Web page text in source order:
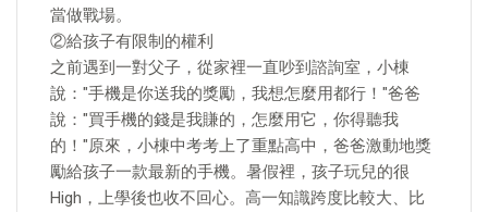
當做戰場。
②給孩子有限制的權利
之前遇到一對父子，從家裡一直吵到諮詢室，小棟
說："手機是你送我的獎勵，我想怎麼用都行！"爸爸
說："買手機的錢是我賺的，怎麼用它，你得聽我
的！"原來，小棟中考考上了重點高中，爸爸激動地獎
勵給孩子一款最新的手機。暑假裡，孩子玩兒的很
High，上學後也收不回心。高一知識跨度比較大、比